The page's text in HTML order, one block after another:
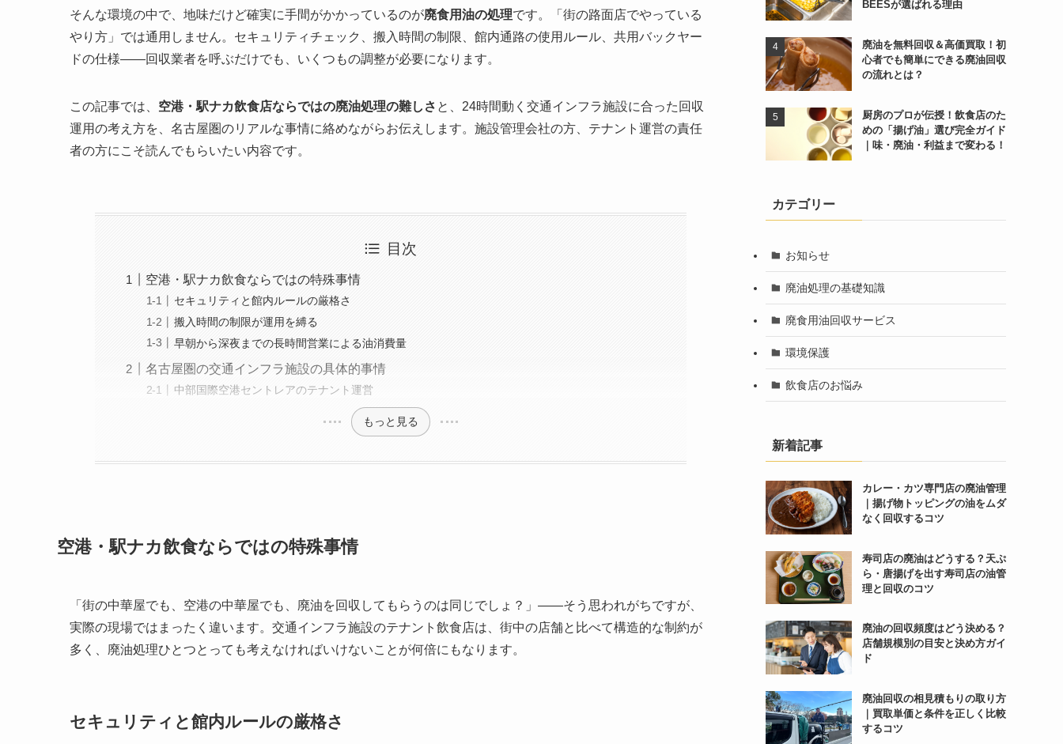
そんな環境の中で、地味だけど確実に手間がかかっているのが廃食用油の処理です。「街の路面店でやっている
やり方」では通用しません。セキュリティチェック、搬入時間の制限、館内通路の使用ルール、共用バックヤー
ドの仕様——回収業者を呼ぶだけでも、いくつもの調整が必要になります。
この記事では、 空港・駅ナカ飲食店ならではの廃油処理の難しさ と、24時間動く交通インフラ施設に合った回収
運用の考え方を、名古屋圏のリアルな事情に絡めながらお伝えします。施設管理会社の方、テナント運営の責任
者の方にこそ読んでもらいたい内容です。
目次
空港・駅ナカ飲食ならではの特殊事情
セキュリティと館内ルールの厳格さ
搬入時間の制限が運用を縛る
早朝から深夜までの長時間営業による油消費量
名古屋圏の交通インフラ施設の具体的事情
中部国際空港セントレアのテナント運営
もっと見る
空港・駅ナカ飲食ならではの特殊事情
「街の中華屋でも、空港の中華屋でも、廃油を回収してもらうのは同じでしょ？」——そう思われがちですが、
実際の現場ではまったく違います。交通インフラ施設のテナント飲食店は、街中の店舗と比べて構造的な制約が
多く、廃油処理ひとつとっても考えなければいけないことが何倍にもなります。
セキュリティと館内ルールの厳格さ
BEESが選ばれる理由
廃油を無料回収＆高価買取！初
心者でも簡単にできる廃油回収
の流れとは？
厨房のプロが伝授！飲食店のた
めの「揚げ油」選び完全ガイド
｜味・廃油・利益まで変わる！
カテゴリー
お知らせ
廃油処理の基礎知識
廃食用油回収サービス
環境保護
飲食店のお悩み
新着記事
カレー・カツ専門店の廃油管理
｜揚げ物トッピングの油をムダ
なく回収するコツ
寿司店の廃油はどうする？天ぷ
ら・唐揚げを出す寿司店の油管
理と回収のコツ
廃油の回収頻度はどう決める？
店舗規模別の目安と決め方ガイ
ド
廃油回収の相見積もりの取り方
｜買取単価と条件を正しく比較
するコツ